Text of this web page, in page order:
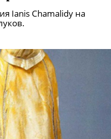
Ianis Chamalidy на